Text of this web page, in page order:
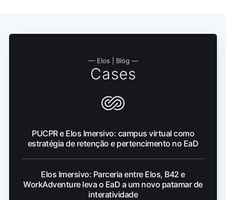
— Elos | Blog —
Cases
PUCPR e Elos Imersivo: campus virtual como
estratégia de retenção e pertencimento no EaD
Elos Imersivo: Parceria entre Elos, B42 e
WorkAdventure leva o EaD a um novo patamar de
interatividade